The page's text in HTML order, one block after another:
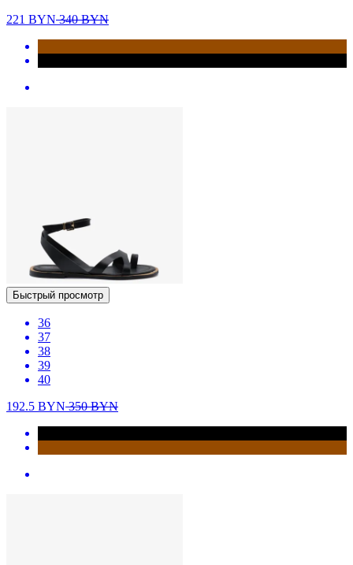
221 BYN340BYN
Быстрый просмотр
36
37
38
39
40
192.5 BYN350BYN